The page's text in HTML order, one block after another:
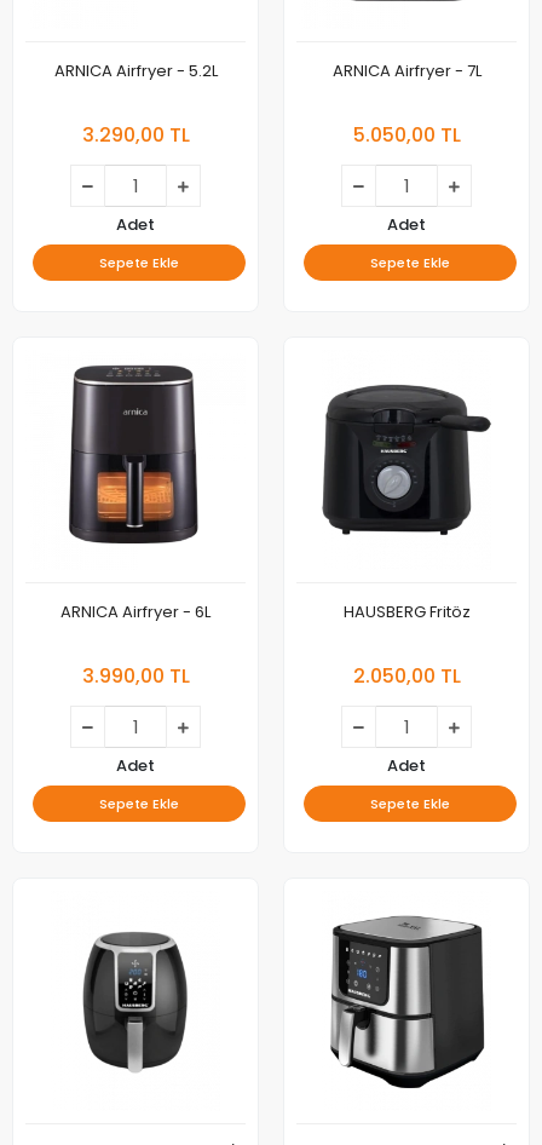
ARNICA Airfryer - 5.2L
3.290,00 TL
Adet
Sepete Ekle
ARNICA Airfryer - 7L
5.050,00 TL
Adet
Sepete Ekle
ARNICA Airfryer - 6L
3.990,00 TL
Adet
Sepete Ekle
HAUSBERG Fritöz
2.050,00 TL
Adet
Sepete Ekle